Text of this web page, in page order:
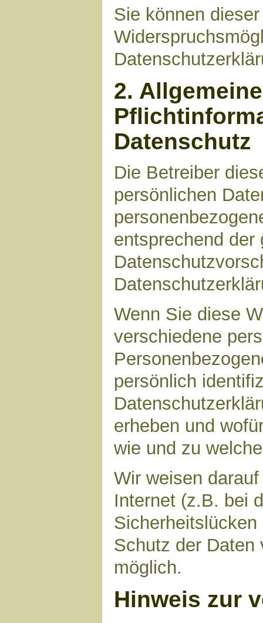
Sie können
2.
Datenschutz
Die Betreiber
persönlichen
entsprechend der
Wenn Sie diese
verschiedene
persönlich
erheben und
wie und zu
Wir weisen
Internet (z.B. bei
Schutz der Daten
möglich.
Hinweis zur